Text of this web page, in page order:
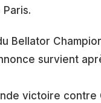
Bellator
survient
victoire contre